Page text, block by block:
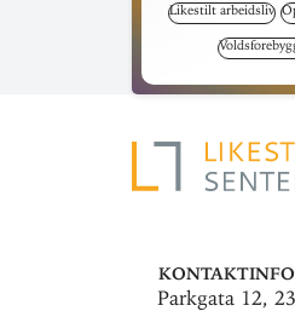
Likestilt arbeidsliv
Parkgata 12,